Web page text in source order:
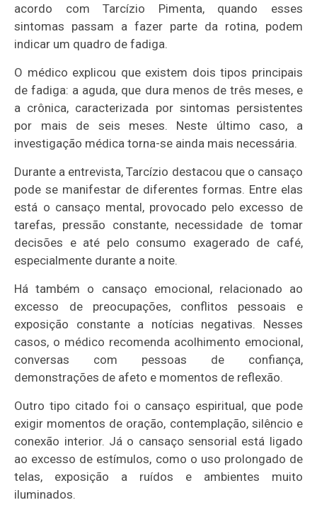
acordo com Tarcízio Pimenta, quando esses
sintomas passam a fazer parte da rotina, podem
indicar um quadro de fadiga.
O médico explicou que existem dois tipos principais
de fadiga: a aguda, que dura menos de três meses, e
a crônica, caracterizada por sintomas persistentes
por mais de seis meses. Neste último caso, a
investigação médica torna-se ainda mais necessária.
Durante a entrevista, Tarcízio destacou que o cansaço
pode se manifestar de diferentes formas. Entre elas
está o cansaço mental, provocado pelo excesso de
tarefas, pressão constante, necessidade de tomar
decisões e até pelo consumo exagerado de café,
especialmente durante a noite.
Há também o cansaço emocional, relacionado ao
excesso de preocupações, conflitos pessoais e
exposição constante a notícias negativas. Nesses
casos, o médico recomenda acolhimento emocional,
conversas com pessoas de confiança,
demonstrações de afeto e momentos de reflexão.
Outro tipo citado foi o cansaço espiritual, que pode
exigir momentos de oração, contemplação, silêncio e
conexão interior. Já o cansaço sensorial está ligado
ao excesso de estímulos, como o uso prolongado de
telas, exposição a ruídos e ambientes muito
iluminados.